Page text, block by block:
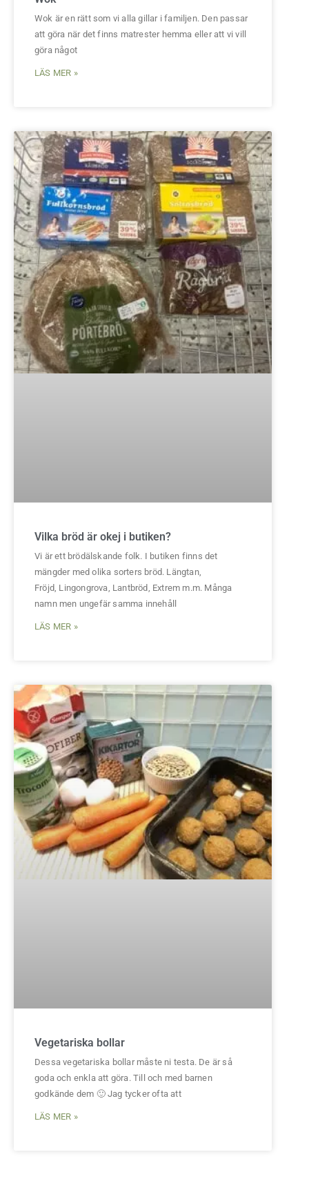
Wok är en rätt som vi alla gillar i familjen. Den passar
att göra när det finns matrester hemma eller att vi vill
göra något
LÄS MER »
Vilka bröd är okej i butiken?
Vi är ett brödälskande folk. I butiken finns det
mängder med olika sorters bröd. Längtan,
Fröjd, Lingongrova, Lantbröd, Extrem m.m. Många
namn men ungefär samma innehåll
LÄS MER »
Vegetariska bollar
Dessa vegetariska bollar måste ni testa. De är så
goda och enkla att göra. Till och med barnen
godkände dem 🙂 Jag tycker ofta att
LÄS MER »